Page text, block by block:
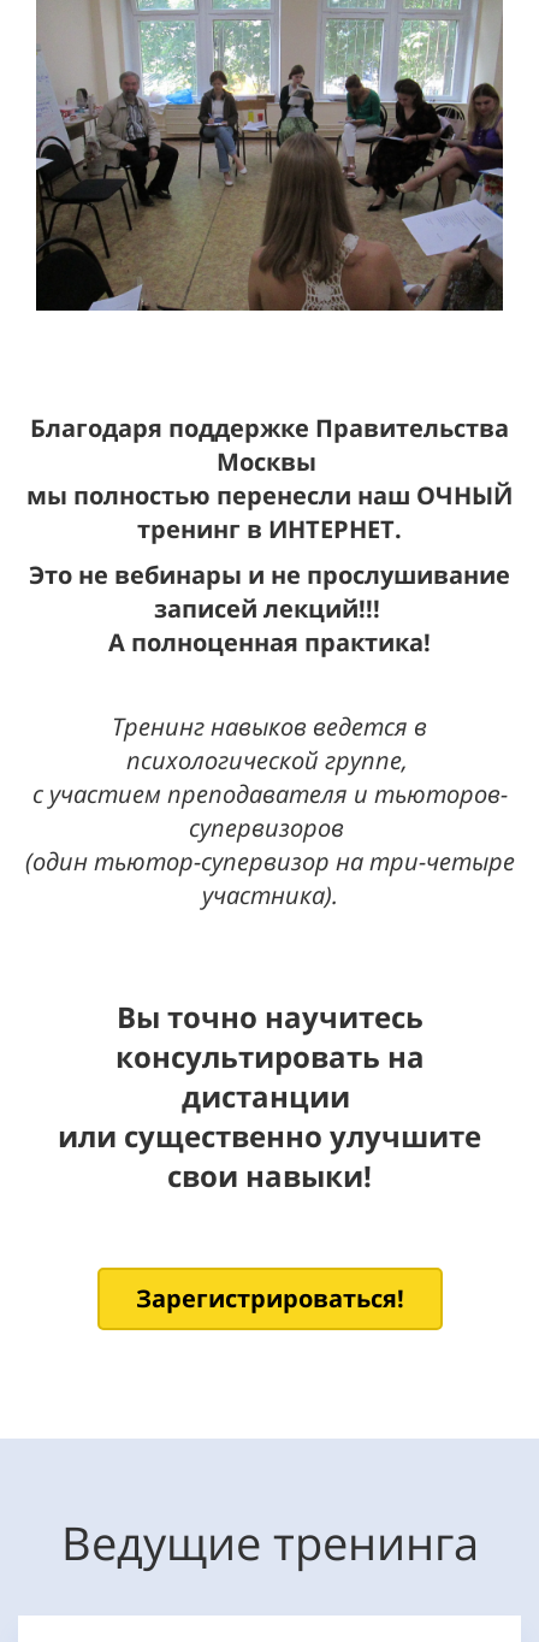
Благодаря поддержке Правительства
Москвы
мы полностью перенесли наш ОЧНЫЙ
тренинг в ИНТЕРНЕТ.
Это не вебинары и не прослушивание
записей лекций!!!
А полноценная практика!
Тренинг навыков ведется в
психологической группе,
с участием преподавателя и тьюторов-
супервизоров
(один тьютор-супервизор на три-четыре
участника).
Вы точно научитесь
консультировать на
дистанции
или существенно улучшите
свои навыки!
Зарегистрироваться!
Ведущие тренинга